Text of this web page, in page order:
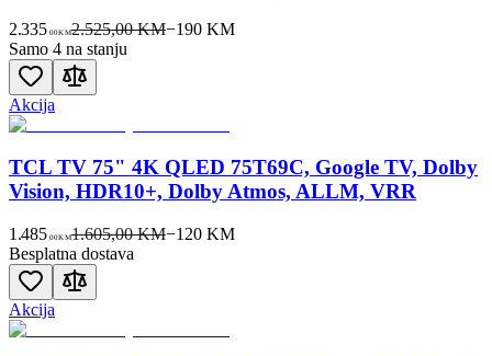
2.335 00KM2.525,00 KM−190KM
Samo 4 na stanju
Akcija
TCL TV 75" 4K QLED 75T69C, Google TV, Dolby
Vision, HDR10+, Dolby Atmos, ALLM, VRR
1.485 00KM1.605,00 KM−120KM
Besplatna dostava
Akcija